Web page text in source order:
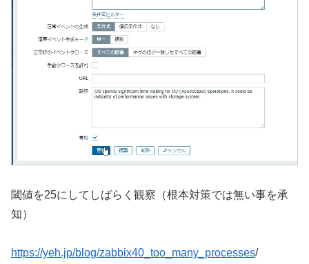
閾値を25にしてしばらく観察（根本対策では無い事を承
知）
https://yeh.jp/blog/zabbix40_too_many_processes/